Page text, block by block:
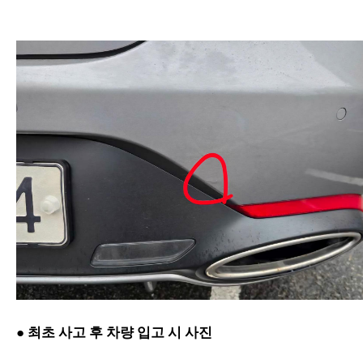
● 최초 사고 후 차량 입고 시 사진